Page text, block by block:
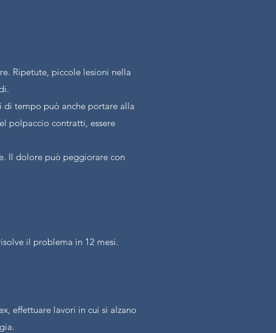
Ripetute, piccole lesioni nella
di tempo può anche portare alla
polpaccio contratti, essere
Il dolore può peggiorare con
il problema in 12 mesi.
effettuare lavori in cui si alzano